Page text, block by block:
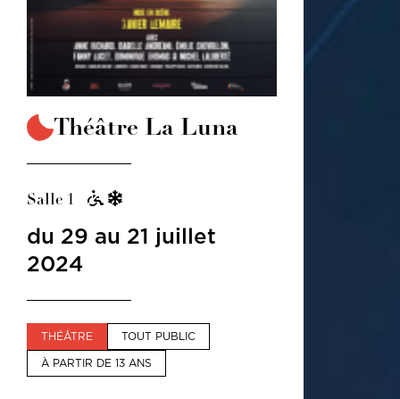
Théâtre La Luna
Salle 1
du 29 au 21 juillet
2024
THÉÂTRE
TOUT PUBLIC
À PARTIR DE 13 ANS